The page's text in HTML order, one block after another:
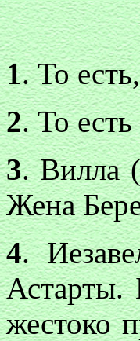
1. То
2. То
3. Вилла
Жена
4.
Астарты.
жестоко